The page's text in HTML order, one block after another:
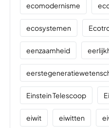
ecomodernisme
ecosystemen
eenzaamheid
Einstein Telescoop
eiwit eiwitten